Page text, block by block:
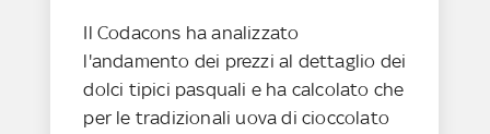
Il Codacons ha analizzato
l'andamento dei prezzi al dettaglio dei
dolci tipici pasquali e ha calcolato che
per le tradizionali uova di cioccolato